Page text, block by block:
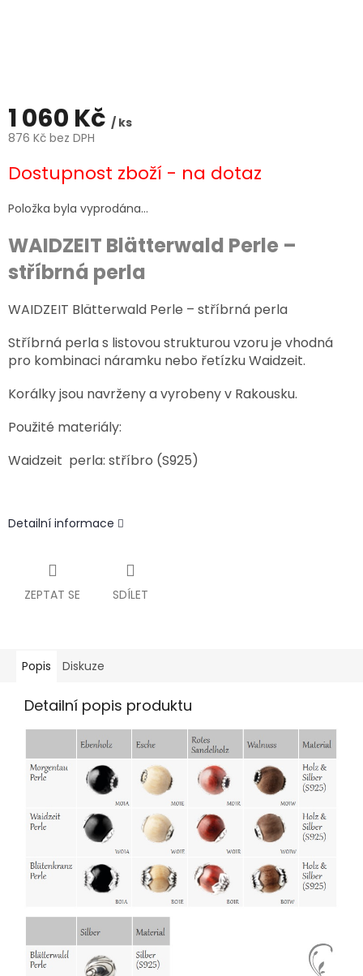
1 060 Kč / ks
876 Kč bez DPH
cena:
Dostupnost zboží - na dotaz
Položka byla vyprodána…
WAIDZEIT Blätterwald Perle –
stříbrná perla
WAIDZEIT Blätterwald Perle – stříbrná perla
Stříbrná perla s listovou strukturou vzoru je vhodná
pro kombinaci náramku nebo řetízku Waidzeit.
Korálky jsou navrženy a vyrobeny v Rakousku.
Použité materiály:
Waidzeit perla: stříbro (S925)
Detailní informace
ZEPTAT SE SDÍLET
Popis Diskuze
Detailní popis produktu